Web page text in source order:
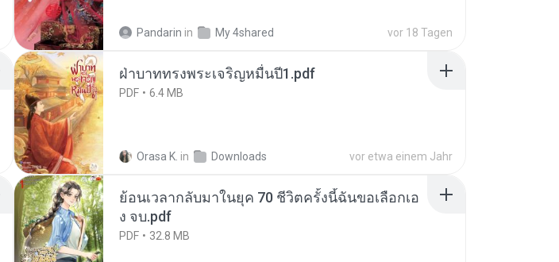
Pandarin in My 4shared vor 18 Tagen
ฝ่าบาททรงพระเจริญหมื่นปี1.pdf
PDF 6.4 MB
Orasa K. in Downloads vor etwa einem Jahr
ย้อนเวลากลับมาในยุค 70 ชีวิตครั้งนี้ฉันขอเลือกเอ
ง จบ.pdf
PDF 32.8 MB